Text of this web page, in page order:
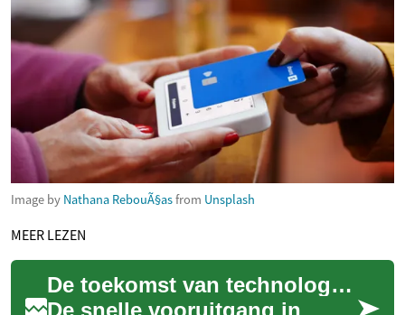
Image by Nathana RebouÃ§asfrom Unsplash
MEER LEZEN
De toekomst van technologie leren
De snelle vooruitgang in